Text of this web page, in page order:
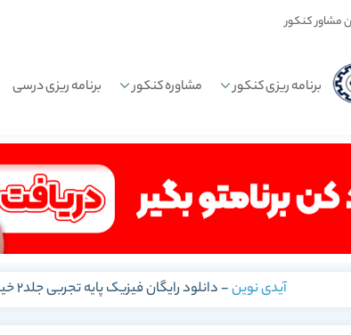
مشاور کنکور
برنامه ریزی کنکور مشاوره کنکور برنامه ریزی درسی
آیدی نوین-دانلود رایگان فیزیک پایه تجربی جلد2 خیلی سبز